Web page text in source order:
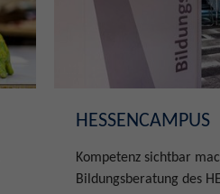
HESSENCAMPUS
Kompetenz sichtbar
Bildungsberatung des